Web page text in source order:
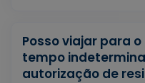
Posso viajar para
tempo
autorização de